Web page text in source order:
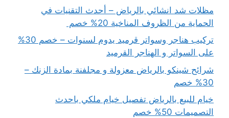
مظلات شد انشائي بالرياض – أحدث التقنيات في
الحماية من الظروف المناخية 20% خصم
تركيب هناجر وسواتر قرميد يدوم لسنوات – خصم 30%
على السواتر و الهناجر القرميد
شرائح شينكو بالرياض معزولة و مجلفنة بمادة الزنك –
30% خصم
خيام للبيع بالرياض تفصيل خيام ملكي باحدث
التصميمات 50% خصم